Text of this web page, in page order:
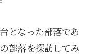
となった部落であ
部落を探訪してみ